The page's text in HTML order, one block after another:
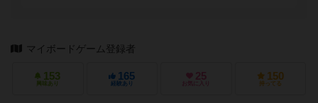
マイボードゲーム登録者
153
興味あり
165
経験あり
25
お気に入り
150
持ってる